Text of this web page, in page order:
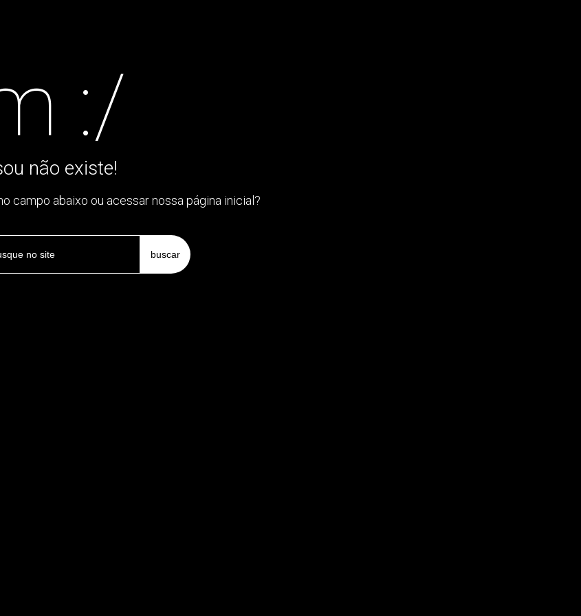
:/
não existe!
campo abaixo ou acessar nossa página inicial?